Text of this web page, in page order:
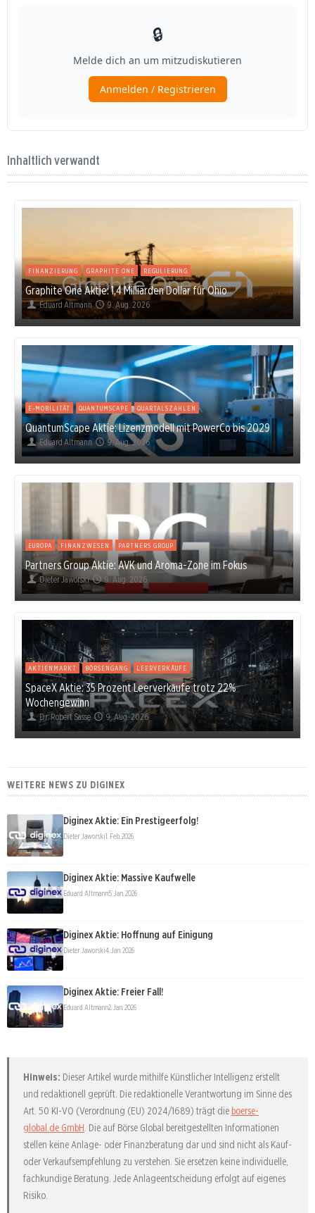
Inhaltlich verwandt
FINANZIERUNG GRAPHITE ONE REGULIERUNG
Graphite One Aktie: 1,4 Milliarden Dollar für Ohio
Eduard Altmann 9. Aug. 2026
E-MOBILITÄT QUANTUMSCAPE QUARTALSZAHLEN
QuantumScape Aktie: Lizenzmodell mit PowerCo bis 2029
Eduard Altmann 9. Aug. 2026
EUROPA FINANZWESEN PARTNERS GROUP
Partners Group Aktie: AVK und Aroma-Zone im Fokus
Dieter Jaworski 9. Aug. 2026
AKTIENMARKT BÖRSENGANG LEERVERKÄUFE
SpaceX Aktie: 35 Prozent Leerverkäufe trotz 22%
Wochengewinn
Dr. Robert Sasse 9. Aug. 2026
WEITERE NEWS ZU DIGINEX
Diginex Aktie: Ein Prestigeerfolg!
Dieter Jaworski1. Feb. 2026
Diginex Aktie: Massive Kaufwelle
Eduard Altmann5. Jan. 2026
Diginex Aktie: Hoffnung auf Einigung
Dieter Jaworski4. Jan. 2026
Diginex Aktie: Freier Fall!
Eduard Altmann2. Jan. 2026
Hinweis: Dieser Artikel wurde mithilfe Künstlicher Intelligenz erstellt
und redaktionell geprüft. Die redaktionelle Verantwortung im Sinne des
Art. 50 KI-VO (Verordnung (EU) 2024/1689) trägt die boerse-
global.de GmbH . Die auf Börse Global bereitgestellten Informationen
stellen keine Anlage- oder Finanzberatung dar und sind nicht als Kauf-
oder Verkaufsempfehlung zu verstehen. Sie ersetzen keine individuelle,
fachkundige Beratung. Jede Anlageentscheidung erfolgt auf eigenes
Risiko.